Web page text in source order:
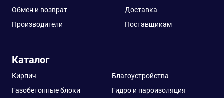
Обмен и возврат
Доставка
Производители
Поставщикам
Каталог
Кирпич
Газобетонные блоки
Благоустройства
Гидро и пароизоляция